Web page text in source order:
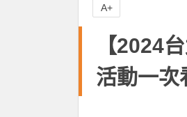
【2024
活動一次
A+